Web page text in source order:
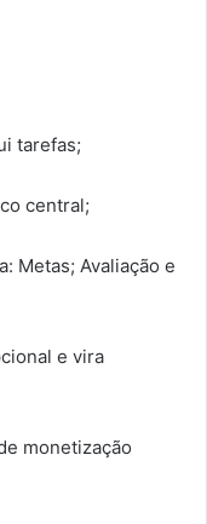
tarefas;
central;
Metas; Avaliação e
e vira
monetização